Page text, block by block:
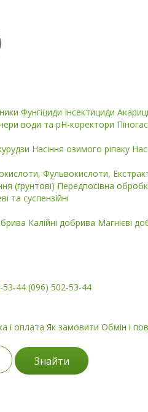
Фунгіциди Інсектициди
води та pH-коректори
Насіння озимого ріпаку
Фульвокислоти,
(ґрунтові) Передпосівна
та суспензійні
Калійні добрива Магнієві
53-44 (096) 502-53-44
і оплата Як замовити Обмін і
Знайти